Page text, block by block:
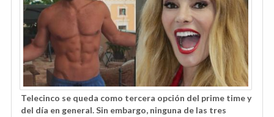
Telecinco se queda como tercera opción del prime time y
del día en general. Sin embargo, ninguna de las tres